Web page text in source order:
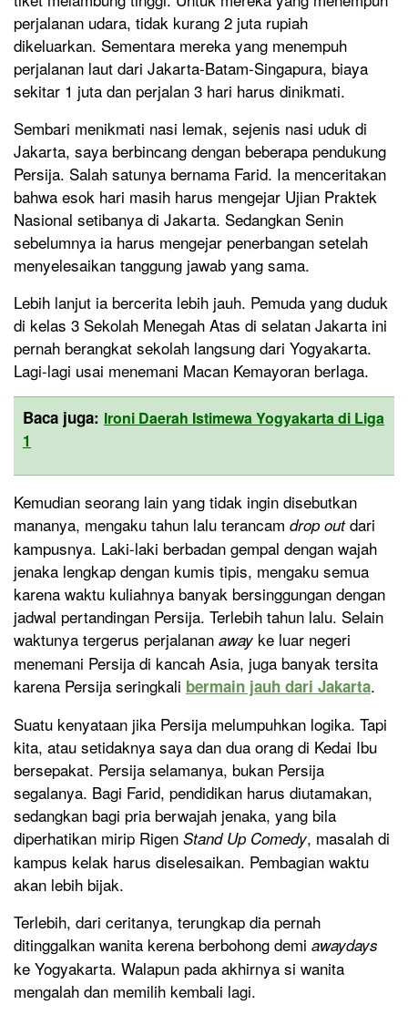
perjalanan udara, tidak kurang 2 juta rupiah
dikeluarkan. Sementara mereka yang menempuh
perjalanan laut dari Jakarta-Batam-Singapura, biaya
sekitar 1 juta dan perjalan 3 hari harus dinikmati.
Sembari menikmati nasi lemak, sejenis nasi uduk di
Jakarta, saya berbincang dengan beberapa pendukung
Persija. Salah satunya bernama Farid. Ia menceritakan
bahwa esok hari masih harus mengejar Ujian Praktek
Nasional setibanya di Jakarta. Sedangkan Senin
sebelumnya ia harus mengejar penerbangan setelah
menyelesaikan tanggung jawab yang sama.
Lebih lanjut ia bercerita lebih jauh. Pemuda yang duduk
di kelas 3 Sekolah Menegah Atas di selatan Jakarta ini
pernah berangkat sekolah langsung dari Yogyakarta.
Lagi-lagi usai menemani Macan Kemayoran berlaga.
Baca juga: Ironi Daerah Istimewa Yogyakarta di Liga
1
Kemudian seorang lain yang tidak ingin disebutkan
mananya, mengaku tahun lalu terancam drop outdari
kampusnya. Laki-laki berbadan gempal dengan wajah
jenaka lengkap dengan kumis tipis, mengaku semua
karena waktu kuliahnya banyak bersinggungan dengan
jadwal pertandingan Persija. Terlebih tahun lalu. Selain
waktunya tergerus perjalanan away ke luar negeri
menemani Persija di kancah Asia, juga banyak tersita
karena Persija seringkali bermain jauh dari Jakarta.
Suatu kenyataan jika Persija melumpuhkan logika. Tapi
kita, atau setidaknya saya dan dua orang di Kedai Ibu
bersepakat. Persija selamanya, bukan Persija
segalanya. Bagi Farid, pendidikan harus diutamakan,
sedangkan bagi pria berwajah jenaka, yang bila
diperhatikan mirip Rigen Stand Up Comedy, masalah di
kampus kelak harus diselesaikan. Pembagian waktu
akan lebih bijak.
Terlebih, dari ceritanya, terungkap dia pernah
ditinggalkan wanita kerena berbohong demi awaydays
ke Yogyakarta. Walapun pada akhirnya si wanita
mengalah dan memilih kembali lagi.